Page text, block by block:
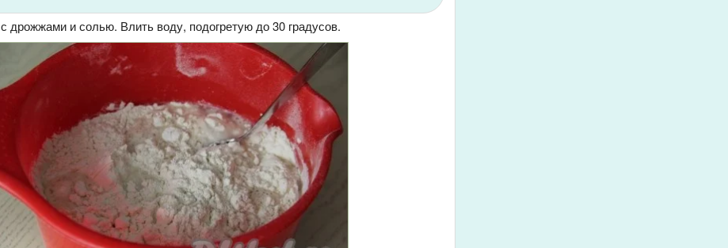
дрожжами и солью. Влить воду, подогретую до 30 градусов.